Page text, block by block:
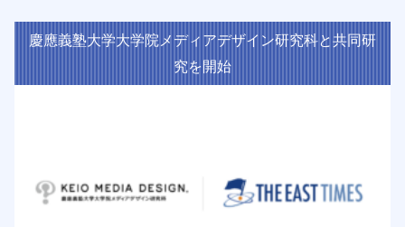
慶應義塾大学大学院メディアデザイン研究科と共同研
究を開始